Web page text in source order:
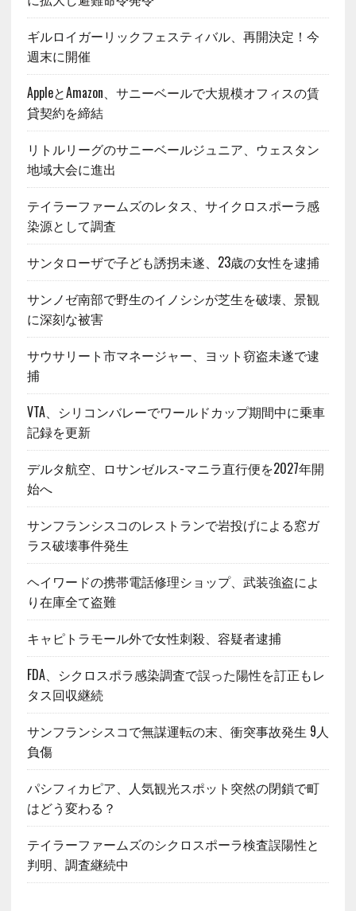
ギルロイガーリックフェスティバル、再開決定！今
週末に開催
AppleとAmazon、サニーベールで大規模オフィスの賃
貸契約を締結
リトルリーグのサニーベールジュニア、ウェスタン
地域大会に進出
テイラーファームズのレタス、サイクロスポーラ感
染源として調査
サンタローザで子ども誘拐未遂、23歳の女性を逮捕
サンノゼ南部で野生のイノシシが芝生を破壊、景観
に深刻な被害
サウサリート市マネージャー、ヨット窃盗未遂で逮
捕
VTA、シリコンバレーでワールドカップ期間中に乗車
記録を更新
デルタ航空、ロサンゼルス-マニラ直行便を2027年開
始へ
サンフランシスコのレストランで岩投げによる窓ガ
ラス破壊事件発生
ヘイワードの携帯電話修理ショップ、武装強盗によ
り在庫全て盗難
キャピトラモール外で女性刺殺、容疑者逮捕
FDA、シクロスポラ感染調査で誤った陽性を訂正もレ
タス回収継続
サンフランシスコで無謀運転の末、衝突事故発生 9人
負傷
パシフィカピア、人気観光スポット突然の閉鎖で町
はどう変わる？
テイラーファームズのシクロスポーラ検査誤陽性と
判明、調査継続中